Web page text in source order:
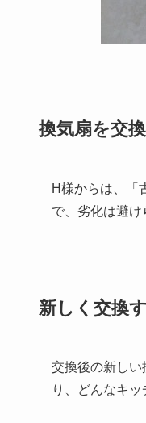
換気扇を交
H様からは、「
で、劣化は避け
新しく交換
交換後の新し
り、どんなキ